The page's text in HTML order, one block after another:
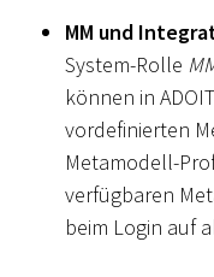
MM und
System-Rolle
können in
vordefinierten
Metamodell-
verfügbaren
beim Login auf